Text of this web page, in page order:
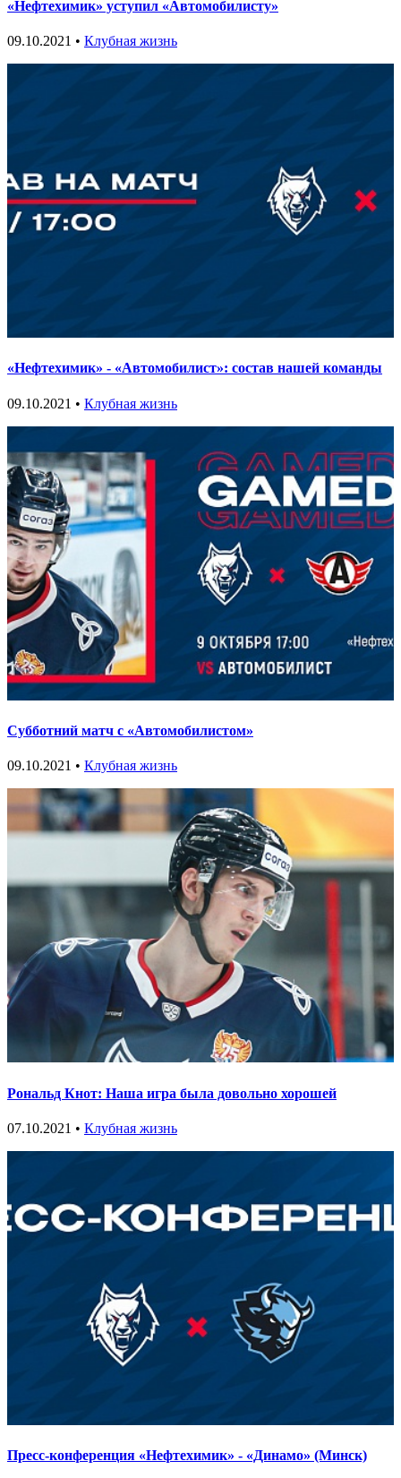
«Нефтехимик» уступил «Автомобилисту»
09.10.2021 • Клубная жизнь
«Нефтехимик» - «Автомобилист»: состав нашей команды
09.10.2021 • Клубная жизнь
Субботний матч с «Автомобилистом»
09.10.2021 • Клубная жизнь
Рональд Кнот: Наша игра была довольно хорошей
07.10.2021 • Клубная жизнь
Пресс-конференция «Нефтехимик» - «Динамо» (Минск)